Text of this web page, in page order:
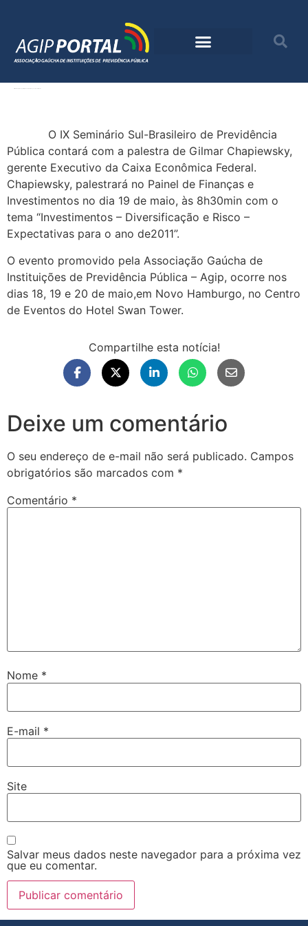
O IX Seminário Sul-Brasileiro de Previdência
Pública contará com a palestra de Gilmar Chapiewsky,
gerente Executivo da Caixa Econômica Federal.
Chapiewsky, palestrará no Painel de Finanças e
Investimentos no dia 19 de maio, às 8h30min com o
tema “Investimentos – Diversificação e Risco –
Expectativas para o ano de2011”.
O evento promovido pela Associação Gaúcha de
Instituições de Previdência Pública – Agip, ocorre nos
dias 18, 19 e 20 de maio,em Novo Hamburgo, no Centro
de Eventos do Hotel Swan Tower.
Compartilhe esta notícia!
Deixe um comentário
O seu endereço de e-mail não será publicado. Campos
obrigatórios são marcados com *
Comentário *
Nome *
E-mail *
Site
Salvar meus dados neste navegador para a próxima vez
que eu comentar.